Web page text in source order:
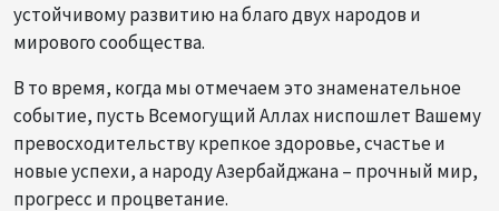
устойчивому развитию на благо двух народов и
мирового сообщества.
В то время, когда мы отмечаем это знаменательное
событие, пусть Всемогущий Аллах ниспошлет Вашему
превосходительству крепкое здоровье, счастье и
новые успехи, а народу Азербайджана – прочный мир,
прогресс и процветание.